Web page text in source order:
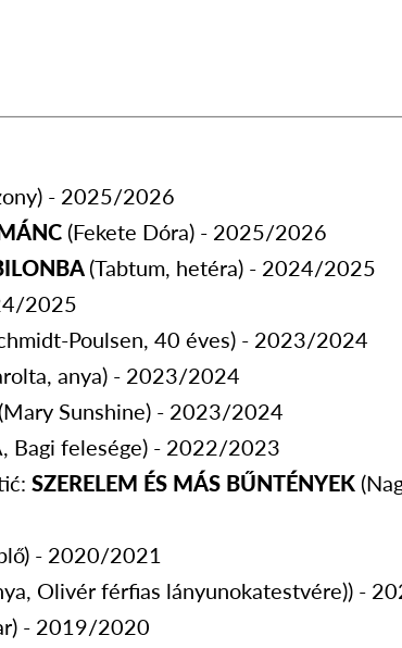
- 2025/2026
(Fekete Dóra) - 2025/2026
(Tabtum, hetéra) - 2024/2025
2025
Poulsen, 40 éves) - 2023/2024
anya) - 2023/2024
(Mary Sunshine) - 2023/2024
Bagi felesége) - 2022/2023
SZERELEM ÉS MÁS BŰNTÉNYEK
- 2020/2021
Olivér férfias lányunokatestvére)) -
- 2019/2020